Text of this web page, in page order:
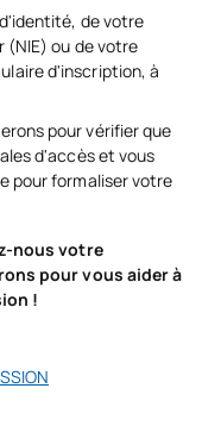
: Obligatoire, Op :
de votre
ou de votre
d'inscription, à
pour vérifier que
d'accès et vous
pour formaliser votre
nous votre
pour vous aider à
!